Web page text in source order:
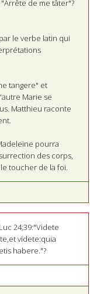
de me tâter"?
le verbe latin qui
tangere" et
Marie se
Matthieu raconte
pourra
des corps,
toucher de la foi.
24;39:"Videte
videte:quia
habere."?